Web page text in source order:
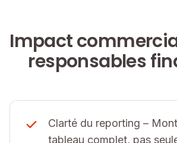
Impact
responsables
Clarté du reporting –
tableau complet, pas